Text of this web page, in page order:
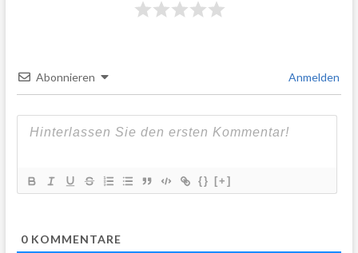
Abonnieren Anmelden
{} [+]
0KOMMENTARE